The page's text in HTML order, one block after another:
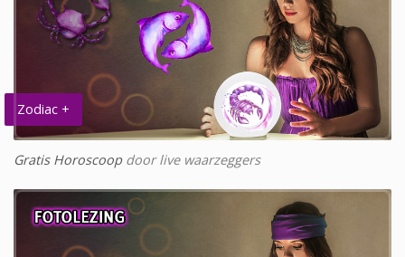
Zodiac +
Gratis Horoscoopdoor live waarzeggers